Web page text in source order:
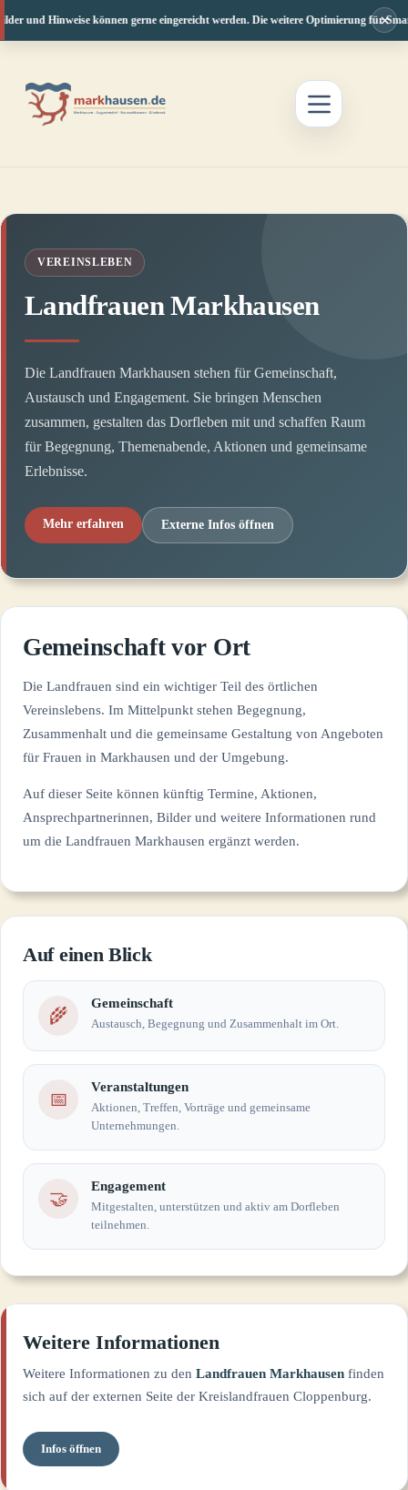
und Hinweise können gerne eingereicht werden. Die weitere Optimierung für ×
springen
VEREINSLEBEN
Landfrauen Markhausen
Die Landfrauen Markhausen stehen für Gemeinschaft,
Austausch und Engagement. Sie bringen Menschen
zusammen, gestalten das Dorfleben mit und schaffen Raum
für Begegnung, Themenabende, Aktionen und gemeinsame
Erlebnisse.
Mehr erfahren Externe Infos öffnen
Gemeinschaft vor Ort
Die Landfrauen sind ein wichtiger Teil des örtlichen
Vereinslebens. Im Mittelpunkt stehen Begegnung,
Zusammenhalt und die gemeinsame Gestaltung von Angeboten
für Frauen in Markhausen und der Umgebung.
Auf dieser Seite können künftig Termine, Aktionen,
Ansprechpartnerinnen, Bilder und weitere Informationen rund
um die Landfrauen Markhausen ergänzt werden.
Auf einen Blick
🌾
Gemeinschaft
Austausch, Begegnung und Zusammenhalt im Ort.
📅
Veranstaltungen
Aktionen, Treffen, Vorträge und gemeinsame
Unternehmungen.
🤝
Engagement
Mitgestalten, unterstützen und aktiv am Dorfleben
teilnehmen.
Weitere Informationen
Weitere Informationen zu den Landfrauen Markhausen finden
sich auf der externen Seite der Kreislandfrauen Cloppenburg.
Infos öffnen